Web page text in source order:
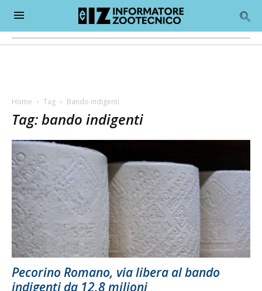
Home Tag Bando indigenti
Tag: bando indigenti
Pecorino Romano, via libera al bando
indigenti da 12,8 milioni